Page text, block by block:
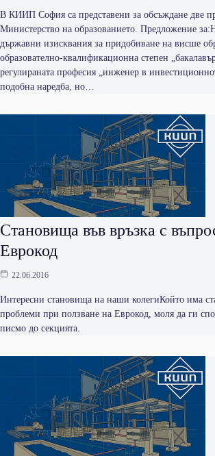
В КИИП София са представени за обсъждане две
Министерство на образованието. Предложение
държавни изисквания за придобиване на висше
образователно-квалификационна степен
регулираната професия „инженер в
подобна наредба, но…
Становища във връзка с
Еврокод
22.06.2016
Интересни становища на наши колегиКойто има
проблеми при ползване на Еврокод, моля да ги
писмо до секцията.